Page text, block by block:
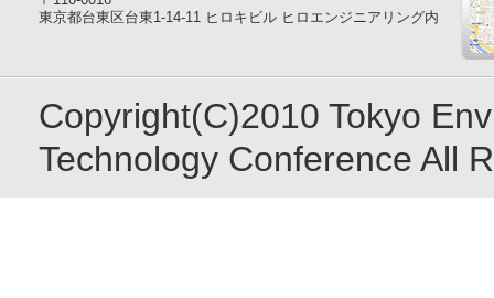
東京都台東区台東1-14-11 ヒロキビル ヒロエンジニアリング内
Copyright(C)2010 Tokyo
Technology Conference All